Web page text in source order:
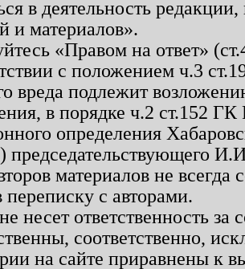
в деятельность
и материалов».
«Правом на ответ»
с положением ч.3
вреда подлежит
в порядке ч.2 ст.152
определения
председательствующего
материалов не
переписку с авторами.
несет ответственность
соответственно,
на сайте приравнены к